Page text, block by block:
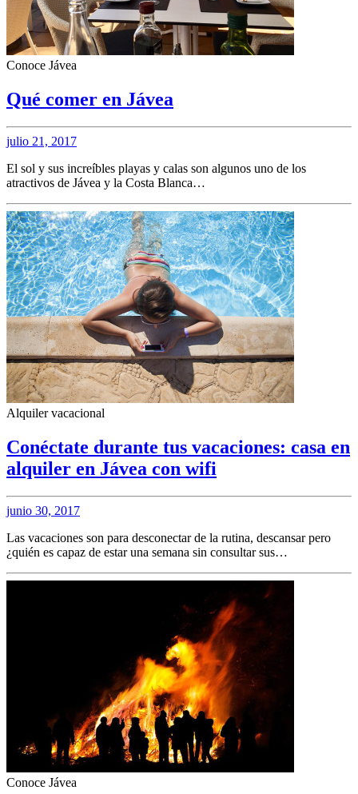
Conoce Jávea
Qué comer en Jávea
julio 21, 2017
El sol y sus increíbles playas y calas son algunos uno de los
atractivos de Jávea y la Costa Blanca…
Alquiler vacacional
Conéctate durante tus vacaciones: casa en
alquiler en Jávea con wifi
junio 30, 2017
Las vacaciones son para desconectar de la rutina, descansar pero
¿quién es capaz de estar una semana sin consultar sus…
Conoce Jávea